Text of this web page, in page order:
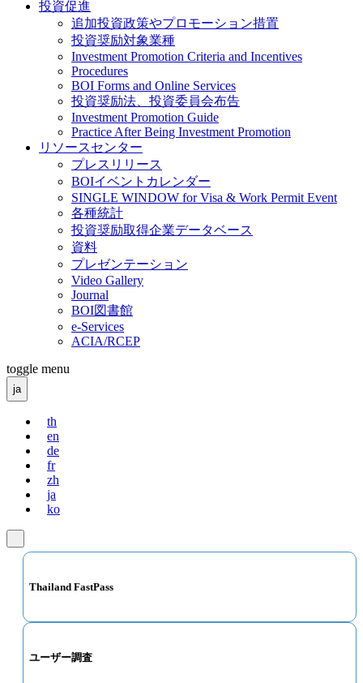
投資促進
追加投資政策やプロモーション措置
投資奨励対象業種
Investment Promotion Criteria and Incentives
Procedures
BOI Forms and Online Services
投資奨励法、投資委員会布告
Investment Promotion Guide
Practice After Being Investment Promotion
リソースセンター
プレスリリース
BOIイベントカレンダー
SINGLE WINDOW for Visa & Work Permit Event
各種統計
投資奨励取得企業データベース
資料
プレゼンテーション
Video Gallery
Journal
BOI図書館
e-Services
ACIA/RCEP
toggle menu
ja
th
en
de
fr
zh
ja
ko
Thailand FastPass
ユーザー調査